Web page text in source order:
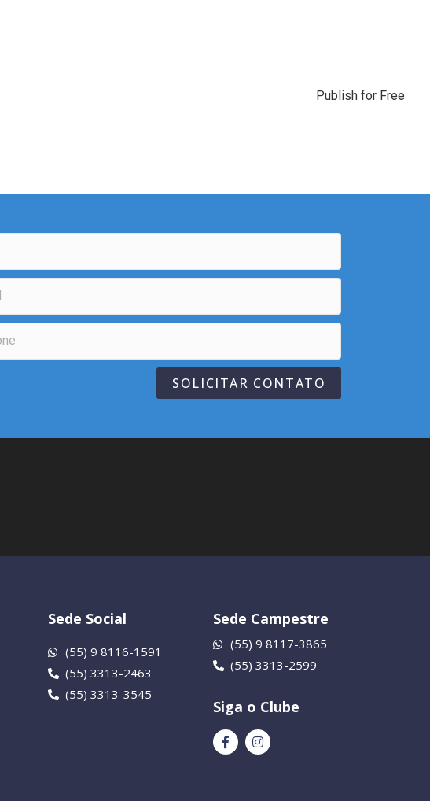
Publish for Free
SOLICITAR CONTATO
Sede Social
(55) 9 8116-1591
(55) 3313-2463
(55) 3313-3545
Sede Campestre
(55) 9 8117-3865
(55) 3313-2599
Siga o Clube